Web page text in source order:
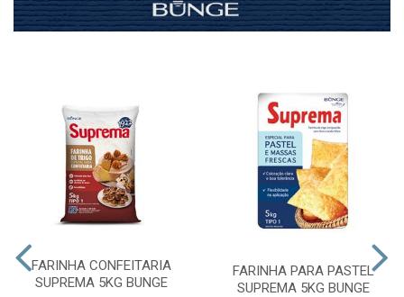
FARINHA CONFEITARIA
SUPREMA 5KG BUNGE
FARINHA PARA PASTEL
SUPREMA 5KG BUNGE